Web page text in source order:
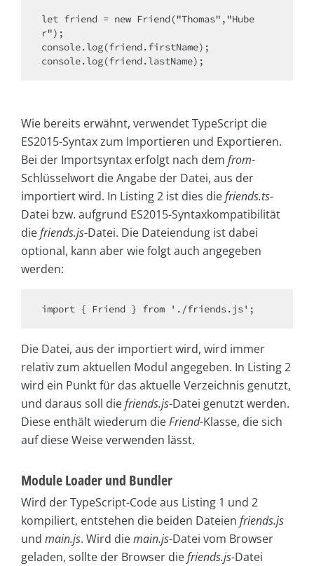
let friend = new Friend("Thomas","Hube
r");
console.log(friend.firstName);
console.log(friend.lastName);
Wie bereits erwähnt, verwendet TypeScript die
ES2015-Syntax zum Importieren und Exportieren.
Bei der Importsyntax erfolgt nach dem from-
Schlüsselwort die Angabe der Datei, aus der
importiert wird. In Listing 2 ist dies diefriends.ts-
Datei bzw. aufgrund ES2015-Syntaxkompatibilität
diefriends.js-Datei. Die Dateiendung ist dabei
optional, kann aber wie folgt auch angegeben
werden:
import { Friend } from './friends.js';
Die Datei, aus der importiert wird, wird immer
relativ zum aktuellen Modul angegeben. In Listing 2
wird ein Punkt für das aktuelle Verzeichnis genutzt,
und daraus soll diefriends.js-Datei genutzt werden.
Diese enthält wiederum dieFriend-Klasse, die sich
auf diese Weise verwenden lässt.
Module Loader und Bundler
Wird der TypeScript-Code aus Listing 1 und 2
kompiliert, entstehen die beiden Dateien friends.js
und main.js. Wird diemain.js-Datei vom Browser
geladen, sollte der Browser diefriends.js-Datei